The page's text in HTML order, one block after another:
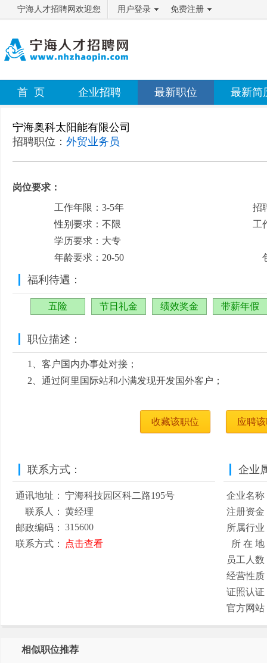
宁海人才招聘网欢迎您 用户登录 免费注册
首 页 企业招聘 最新职位 最新简
宁海奥科太阳能有限公司
招聘职位： 外贸业务员
岗位要求：
工作年限：3-5年
性别要求：不限
学历要求：大专
年龄要求：20-50
招
工
福利待遇：
五险 节日礼金 绩效奖金 带薪年假
职位描述：
1、客户国内办事处对接；
2、通过阿里国际站和小满发现开发国外客户；
收藏该职位 应聘
联系方式：
通讯地址：
宁海科技园区科二路195号
联系人：
黄经理
邮政编码：
315600
联系方式：
点击查看
企业
企业名称
注册资金
所属行业
所 在 地
员工人数
经营性质
证照认证
官方网站
相似职位推荐